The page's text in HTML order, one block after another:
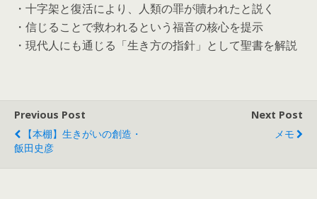
・十字架と復活により、人類の罪が贖われたと説く
・信じることで救われるという福音の核心を提示
・現代人にも通じる「生き方の指針」として聖書を解説
Previous Post
【本棚】生きがいの創造・
飯田史彦
Next Post
メモ